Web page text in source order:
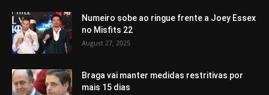
Numeiro sobe ao ringue frente a Joey Essex
no Misfits 22
August 27, 2025
Braga vai manter medidas restritivas por
mais 15 dias